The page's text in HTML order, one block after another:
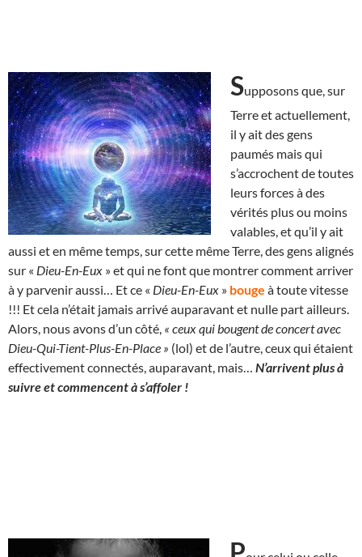
Supposons que, sur
Terre et actuellement,
il y ait des gens
paumés mais qui
s’accrochent de toutes
leurs forces à des
vérités plus ou moins
valables, et qu’il y ait
aussi et en même temps, sur cette même Terre, des gens alignés
sur « Dieu-En-Eux » et qui ne font que montrer comment arriver
à y parvenir aussi… Et ce « Dieu-En-Eux » bouge à toute vitesse
!!! Et cela n’était jamais arrivé auparavant et nulle part ailleurs.
Alors, nous avons d’un côté, « ceux qui bougent de concert avec
Dieu-Qui-Tient-Plus-En-Place » (lol) et de l’autre, ceux qui étaient
effectivement connectés, auparavant, mais… N’arrivent plus à
suivre et commencent à s’affoler !